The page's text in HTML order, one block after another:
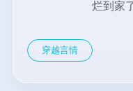
烂到家
穿越言情